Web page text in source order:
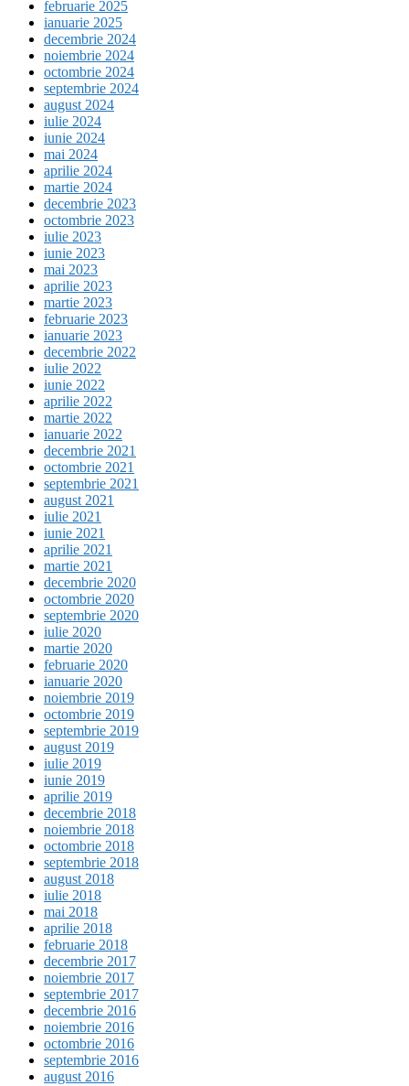
februarie 2025
ianuarie 2025
decembrie 2024
noiembrie 2024
octombrie 2024
septembrie 2024
august 2024
iulie 2024
iunie 2024
mai 2024
aprilie 2024
martie 2024
decembrie 2023
octombrie 2023
iulie 2023
iunie 2023
mai 2023
aprilie 2023
martie 2023
februarie 2023
ianuarie 2023
decembrie 2022
iulie 2022
iunie 2022
aprilie 2022
martie 2022
ianuarie 2022
decembrie 2021
octombrie 2021
septembrie 2021
august 2021
iulie 2021
iunie 2021
aprilie 2021
martie 2021
decembrie 2020
octombrie 2020
septembrie 2020
iulie 2020
martie 2020
februarie 2020
ianuarie 2020
noiembrie 2019
octombrie 2019
septembrie 2019
august 2019
iulie 2019
iunie 2019
aprilie 2019
decembrie 2018
noiembrie 2018
octombrie 2018
septembrie 2018
august 2018
iulie 2018
mai 2018
aprilie 2018
februarie 2018
decembrie 2017
noiembrie 2017
septembrie 2017
decembrie 2016
noiembrie 2016
octombrie 2016
septembrie 2016
august 2016